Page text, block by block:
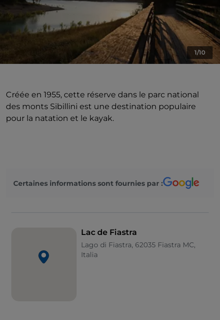
1/10
Créée en 1955, cette réserve dans le parc national
des monts Sibillini est une destination populaire
pour la natation et le kayak.
Certaines informations sont fournies par :
Lac de Fiastra
Lago di Fiastra, 62035 Fiastra MC,
Italia